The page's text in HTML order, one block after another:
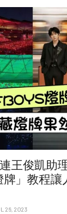
連王俊凱助
」教程讓
26, 2023